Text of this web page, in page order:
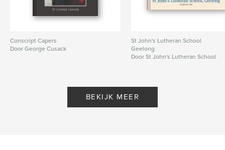
Conscript Capers
Door George Cusack
St John's Lutheran School
Geelong
Door St John's Lutheran School
BEKIJK MEER